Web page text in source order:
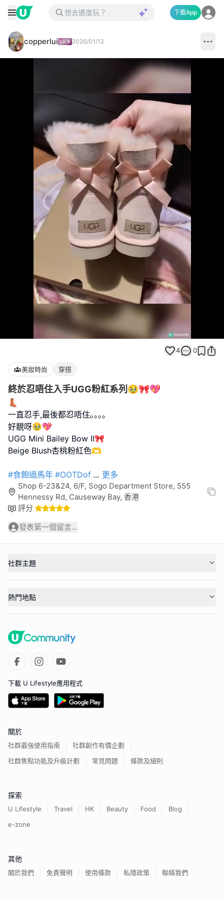
下載App
copperlui 2026/01/12
Loaded:
100.00%
4 0
美妝時尚 穿搭
終於忍唔住入手UGG粉紅系列🥹🎀💖
👢
一直忍手,最後都忍唔住｡｡｡｡
好靚呀🥹💖
UGG Mini Bailey Bow II🎀
Beige Blush杏桃粉紅色🫶
#食飽過馬年 #OOTDof ... 更多
Shop 6-23&24, 6/F, Sogo Department Store, 555
Hennessy Rd, Causeway Bay, 香港
評分
發表第一個留言...
社群主題
熱門地點
下載 U Lifestyle應用程式
關於
社群最強使用指南
社群創作有價企劃
社群焦點功能及升級計劃
常見問題 條款及細則
探索
U Lifestyle Travel HK Beauty Food
Blog
e-zone
其他
關於我們 免責聲明 使用條款 私隱政策 聯絡我們